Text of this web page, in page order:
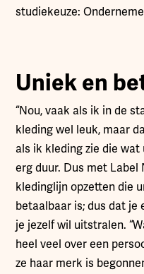
studiekeuze:
Uniek en
“Nou, vaak als ik in de
kleding wel leuk, maar
als ik kleding zie die
erg duur. Dus met
kledinglijn opzetten die
betaalbaar is; dus dat
je jezelf wil uitstralen.
heel veel over een
ze haar merk is